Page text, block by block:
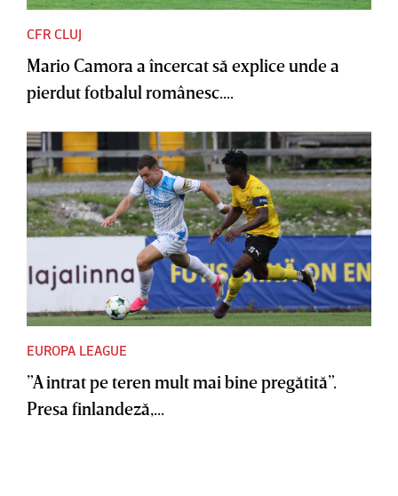
CFR CLUJ
Mario Camora a încercat să explice unde a
pierdut fotbalul românesc....
EUROPA LEAGUE
”A intrat pe teren mult mai bine pregătită”.
Presa finlandeză,...